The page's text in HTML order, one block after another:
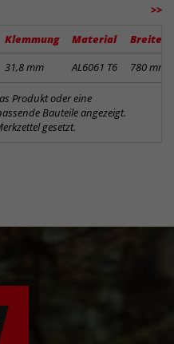
>>
Klemmung Material
Breite
31,8 mm AL6061 T6 780 mm
Produkt oder eine
Bauteile angezeigt.
gesetzt.